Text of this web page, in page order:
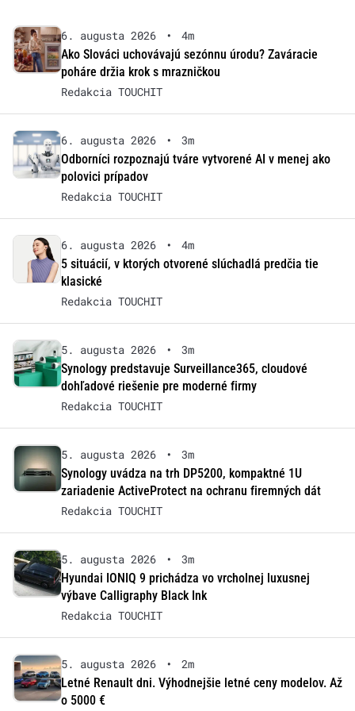
6. augusta 2026 •
4m
Ako Slováci uchovávajú sezónnu úrodu? Zaváracie
poháre držia krok s mrazničkou
Redakcia TOUCHIT
6. augusta 2026 •
3m
Odborníci rozpoznajú tváre vytvorené AI v menej ako
polovici prípadov
Redakcia TOUCHIT
6. augusta 2026 •
4m
5 situácií, v ktorých otvorené slúchadlá predčia tie
klasické
Redakcia TOUCHIT
5. augusta 2026 •
3m
Synology predstavuje Surveillance365, cloudové
dohľadové riešenie pre moderné firmy
Redakcia TOUCHIT
5. augusta 2026 •
3m
Synology uvádza na trh DP5200, kompaktné 1U
zariadenie ActiveProtect na ochranu firemných dát
Redakcia TOUCHIT
5. augusta 2026 •
3m
Hyundai IONIQ 9 prichádza vo vrcholnej luxusnej
výbave Calligraphy Black Ink
Redakcia TOUCHIT
5. augusta 2026 •
2m
Letné Renault dni. Výhodnejšie letné ceny modelov. Až
o 5000 €